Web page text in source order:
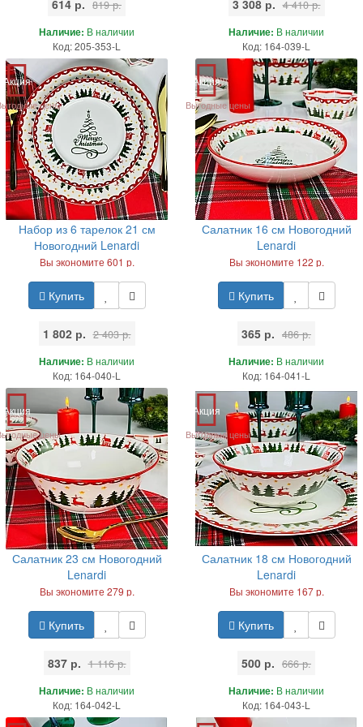
614 р. 819 р.
Наличие: В наличии
Код: 205-353-L
3 308 р. 4 410 р.
Наличие: В наличии
Код: 164-039-L
Акция
цены
Набор из 6 тарелок 21 см
Новогодний Lenardi
Вы экономите 601 р.
Купить
1 802 р. 2 403 р.
Наличие: В наличии
Код: 164-040-L
Акция
Выгодные цены
Салатник 16 см Новогодний
Lenardi
Вы экономите 122 р.
Купить
365 р. 486 р.
Наличие: В наличии
Код: 164-041-L
Акция
цены
Салатник 23 см Новогодний
Lenardi
Вы экономите 279 р.
Купить
837 р. 1 116 р.
Наличие: В наличии
Код: 164-042-L
Акция
Выгодные цены
Салатник 18 см Новогодний
Lenardi
Вы экономите 167 р.
Купить
500 р. 666 р.
Наличие: В наличии
Код: 164-043-L